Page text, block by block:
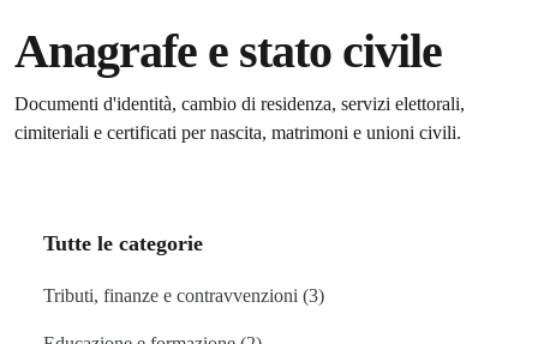
Anagrafe e stato civile
Dettagli tipologia servizi
Documenti d'identità, cambio di residenza, servizi elettorali,
cimiteriali e certificati per nascita, matrimoni e unioni civili.
Tutte le categorie
Tributi, finanze e contravvenzioni (3)